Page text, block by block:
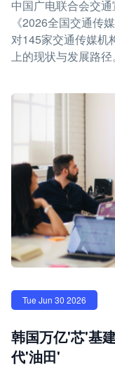
中国广电联合会交
《2026全国交通传
对145家交通传媒机
上的现状与发展路径。
Tue Jun 30 2026
韩国万亿'芯'基
代'油田'